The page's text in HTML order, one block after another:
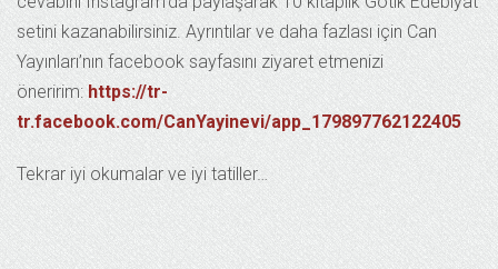
setini kazanabilirsiniz. Ayrıntılar ve daha fazlası için Can
Yayınları’nın facebook sayfasını ziyaret etmenizi
öneririm: https://tr-
tr.facebook.com/CanYayinevi/app_179897762122405
Tekrar iyi okumalar ve iyi tatiller…